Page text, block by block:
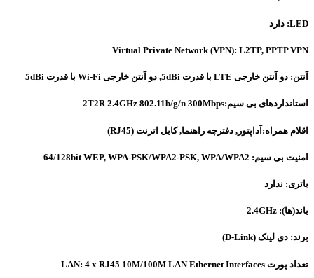
LED: دارد
Virtual Private Network (VPN): L2TP, PPTP VPN
آنتن: دو آنتن خارجی LTE با قدرت 5dBi, دو آنتن خارجی Wi-Fi با قدرت 5dBi
استانداردهای بی سیم:2T2R 2.4GHz 802.11b/g/n 300Mbps
اقلام همراه:آداپتور, دفترچه راهنما, کابل اترنت (RJ45)
امنیت بی سیم: 64/128bit WEP, WPA-PSK/WPA2-PSK, WPA/WPA2
باتری: ندارد
باند(ها): 2.4GHz
برند: دی لینک (D-Link)
تعداد پورت LAN: 4 x RJ45 10M/100M LAN Ethernet Interfaces